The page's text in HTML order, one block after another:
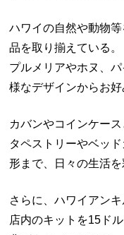
ハワイの自然や動物
品を取り揃えている。
プルメリアやホヌ、
様なデザインからお好
カバンやコインケー
タペストリーやベッ
形まで、日々の生活
さらに、ハワイアン
店内のキットを15ド